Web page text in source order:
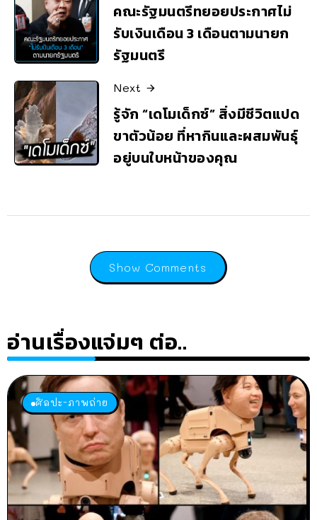
คณะรัฐมนตรีทยอยประกาศไม่
รับเงินเดือน 3 เดือนตามนายก
รัฐมนตรี
Next
รู้จัก “เดโมเด็กซ์” สิ่งมีชีวิตแปด
ขาตัวน้อย ที่หากินและผสมพันธุ์
อยู่บนใบหน้าของคุณ
Show Comments
อ่านเรื่องแจ่มๆ ต่อ..
ศิลปะ-ภาพถ่าย